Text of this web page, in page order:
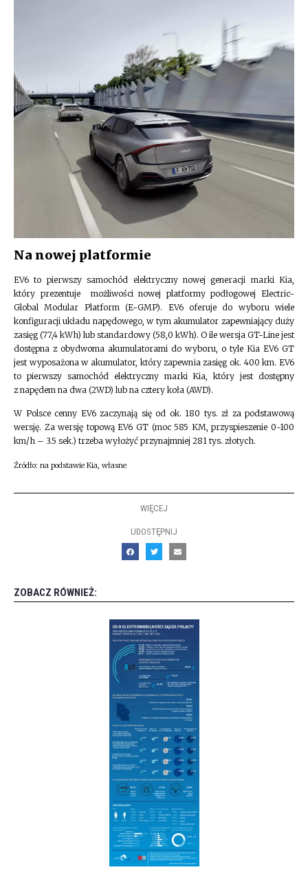
Na nowej platformie
EV6 to pierwszy samochód elektryczny nowej generacji marki Kia,
który prezentuje możliwości nowej platformy podłogowej Electric-
Global Modular Platform (E-GMP). EV6 oferuje do wyboru wiele
konfiguracji układu napędowego, w tym akumulator zapewniający duży
zasięg (77,4 kWh) lub standardowy (58,0 kWh). O ile wersja GT-Line jest
dostępna z obydwoma akumulatorami do wyboru, o tyle Kia EV6 GT
jest wyposażona w akumulator, który zapewnia zasięg ok. 400 km. EV6
to pierwszy samochód elektryczny marki Kia, który jest dostępny
z napędem na dwa (2WD) lub na cztery koła (AWD).
W Polsce cenny EV6 zaczynają się od ok. 180 tys. zł za podstawową
wersję. Za wersję topową EV6 GT (moc 585 KM, przyspieszenie 0-100
km/h – 3.5 sek.) trzeba wyłożyć przynajmniej 281 tys. złotych.
Źródło: na podstawie Kia, własne
WIĘCEJ
UDOSTĘPNIJ
ZOBACZ RÓWNIEŻ: